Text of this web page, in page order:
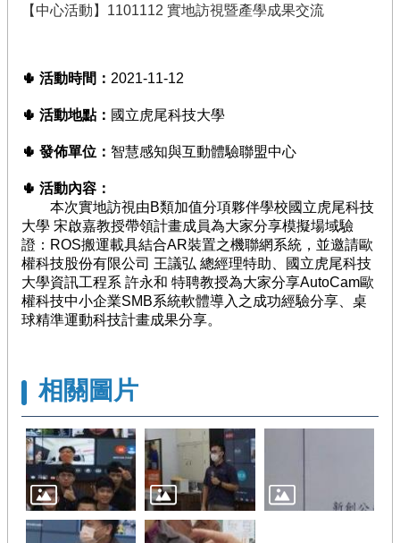
畫
臺
競
評
量
活
動
識
地
圖
前
計
畫
【中心活動】1101112 實地訪視暨產學成果交流
🌵 活動時間： 2021-11-12
🌵 活動地點： 國立虎尾科技大學
🌵 發佈單位： 智慧感知與互動體驗聯盟中心
🌵 活動內容：
本次實地訪視由B類加值分項夥伴學校國立虎尾科技
大學 宋啟嘉教授帶領計畫成員為大家分享模擬場域驗
證：ROS搬運載具結合AR裝置之機聯網系統，並邀請歐
權科技股份有限公司 王議弘 總經理特助、國立虎尾科技
大學資訊工程系 許永和 特聘教授為大家分享AutoCam歐
權科技中小企業SMB系統軟體導入之成功經驗分享、桌
球精準運動科技計畫成果分享。
相關圖片